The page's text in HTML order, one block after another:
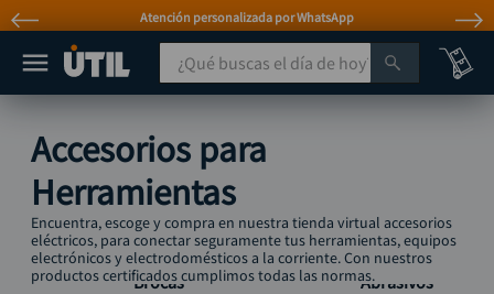
Atención personalizada por WhatsApp
¿Qué buscas el día de hoy?
Accesorios para
Herramientas
Encuentra, escoge y compra en nuestra tienda virtual accesorios
eléctricos, para conectar seguramente tus herramientas, equipos
electrónicos y electrodomésticos a la corriente. Con nuestros
productos certificados cumplimos todas las normas.
Accesorios
para
Brocas
Accesorios
para
Discos
Abrasivos
taladro
taladros pulidoras
compresor
mototool